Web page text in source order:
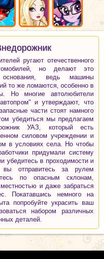
ругают отечественного
но делают это
ведь машины
то же ломаются, особенно в
Но многие автолюбители
и утверждают, что
части стоят намного
убедиться мы предлагаем
УАЗ, который есть
силовом учреждении и
в условиях села. Но чтобы
придумали систему
убедитесь в проходимости и
вы отправитесь за рулем
по опасным склонам,
и даже забраться
Покатавшись немного на
попробуйте украсить ваш
набором различных
деталей.